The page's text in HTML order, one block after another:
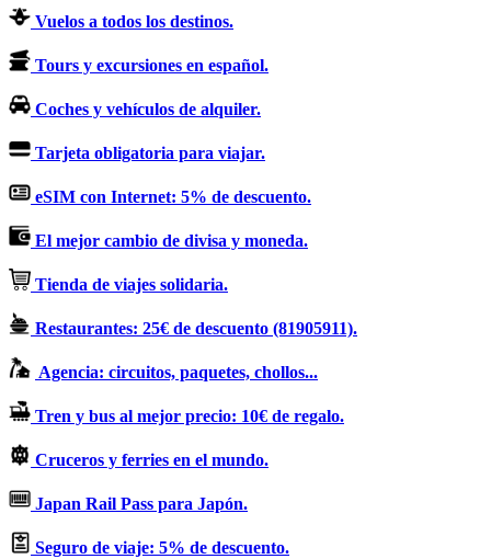
Vuelos a todos los destinos.
Tours y excursiones en español.
Coches y vehículos de alquiler.
Tarjeta obligatoria para viajar.
eSIM con Internet: 5% de descuento.
El mejor cambio de divisa y moneda.
Tienda de viajes solidaria.
Restaurantes: 25€ de descuento (81905911).
Agencia: circuitos, paquetes, chollos...
Tren y bus al mejor precio: 10€ de regalo.
Cruceros y ferries en el mundo.
Japan Rail Pass para Japón.
Seguro de viaje: 5% de descuento.